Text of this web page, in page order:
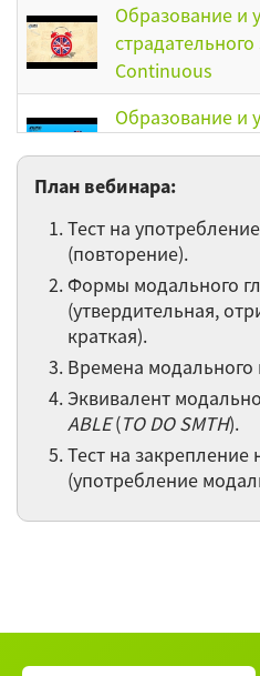
Образование и
Continuous
Образование и
Выражение
английском
Выражение
английском
Употребление
Perfect и the
сравнении
Past Indefinite
Учимся
План вебинара:
Тест на
(повторение).
Формы модального
(утвердительная,
краткая).
Времена модального
Эквивалент
ABLE(TO DO SMTH).
Тест на закрепление
(употребление